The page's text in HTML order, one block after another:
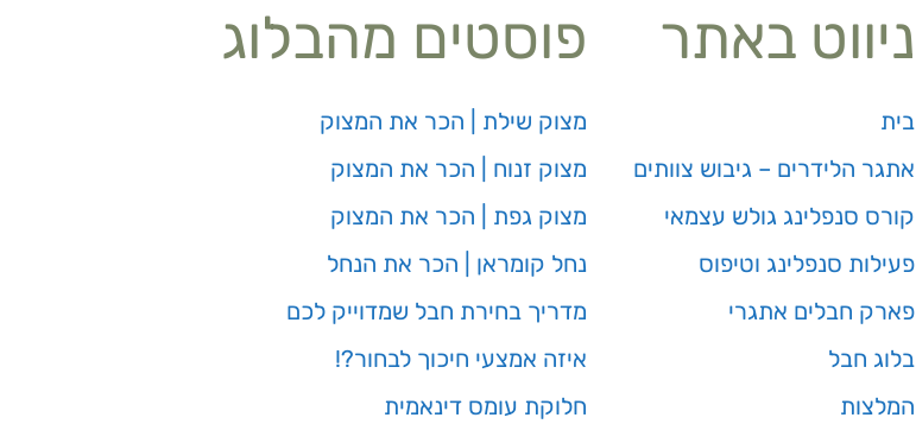
ניווט באתר
בית
אתגר הלידרים – גיבוש צוותים
קורס סנפלינג גולש עצמאי
פעילות סנפלינג וטיפוס
פארק חבלים אתגרי
בלוג חבל
המלצות
פוסטים מהבלוג
מצוק שילת | הכר את המצוק
מצוק זנוח | הכר את המצוק
מצוק גפת | הכר את המצוק
נחל קומראן | הכר את הנחל
מדריך בחירת חבל שמדוייק לכם
איזה אמצעי חיכוך לבחור?!
חלוקת עומס דינאמית